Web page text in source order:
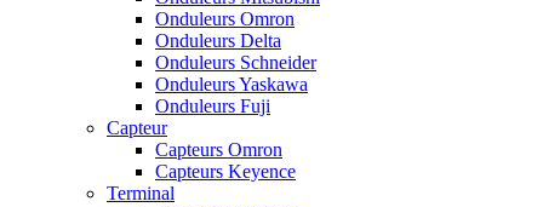
Onduleurs Omron
Onduleurs Delta
Onduleurs Schneider
Onduleurs Yaskawa
Onduleurs Fuji
Capteur
Capteurs Omron
Capteurs Keyence
Terminal